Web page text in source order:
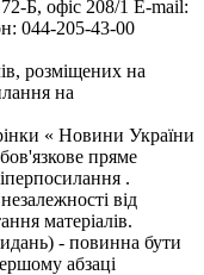
Б, офіс 208/1 E-mail:
044-205-43-00
розміщених на
на
« Новини України
пряме
.
від
матеріалів.
- повинна бути
абзаці